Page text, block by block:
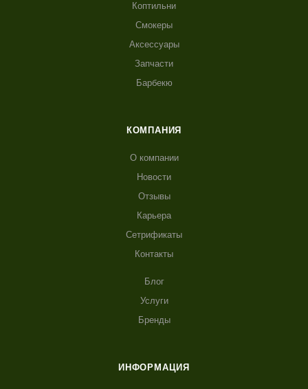
Коптильни
Смокеры
Аксессуары
Запчасти
Барбекю
КОМПАНИЯ
О компании
Новости
Отзывы
Карьера
Сетрификаты
Контакты
Блог
Услуги
Бренды
ИНФОРМАЦИЯ